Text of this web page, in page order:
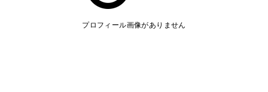
プロフィール画像がありません